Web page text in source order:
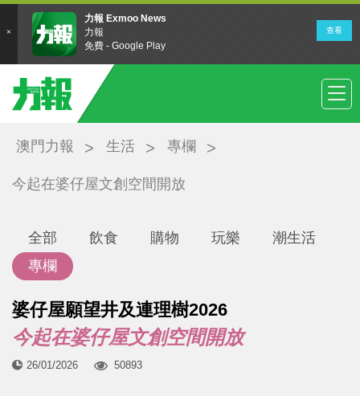
澳門力報 生活 專欄
今起在婆仔屋文創空間開放
全部 飲食 購物 玩樂
潮生活
專欄
婆仔屋願望井及連理樹2026
今起在婆仔屋文創空間開放
26/01/2026 50893